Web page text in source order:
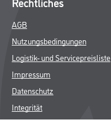
AGB
Nutzungsbedingungen
Logistik- und Servicepreisliste
Impressum
Datenschutz
Integrität